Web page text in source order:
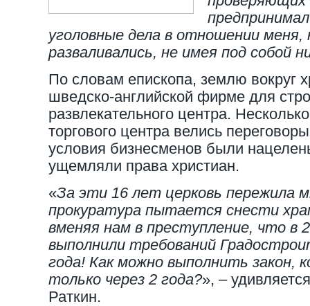
уголовные дела в отношении
разваливались, не имея под собой
По словам епископа, землю вокруг
шведско-английской фирме для
развлекательного центра.
торгового центра велись
условия бизнесменов были
ущемляли права христиан.
«За эти 16 лет церковь пережила
прокуратура пытается снести
вменяя нам в преступление, что в
выполнили требований
года! Как можно выполнить закон,
только через 2 года?», –
Раткин.